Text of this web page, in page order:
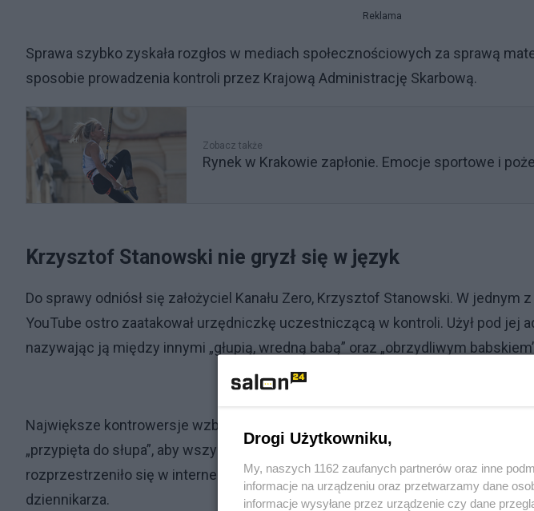
Reklama
Sprawa szybko zyskała rozgłos w mediach społecznościowych za sprawą
sposobie prowadzenia kontroli przez Krajową Administrację Skarbową.
Zobacz także
Rynek w Krakowie zapłonie. Emocje sportowe i
Krzysztof Stanowski nie gryzł się w język
Do sprawy odniósł się założyciel Kanału Zero, Krzysztof Stanowski. W jednym
YouTube ostro zaatakował urzędniczkę uczestniczącą w kontroli. Użył pod jej
nazywając ją między innymi „głupią, wredną babą” oraz „obrzydliwym
Największe kontrowersje wzbudził fragment wypowiedzi, w którym stwierdził,
„przypięta do słupa”, aby wszyscy mogli zobaczyć, „jak głupi potrafi być
rozprzestrzeniło się w internecie i wywołało falę komentarzy zarówno
dziennikarza.
Drogi Użytkowniku,
My, naszych 1162 zaufanych partnerów oraz inne
informacje na urządzeniu oraz przetwarzamy dane
informacje wysyłane przez urządzenie czy dane